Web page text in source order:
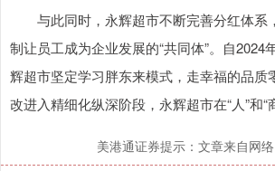
与此同时，永辉超市不断完善分红体系
制让员工成为企业发展的“共同体”。自2024
辉超市坚定学习胖东来模式，走幸福的品质
改进入精细化纵深阶段，永辉超市在“人”和“
美港通证券提示：文章来自网络